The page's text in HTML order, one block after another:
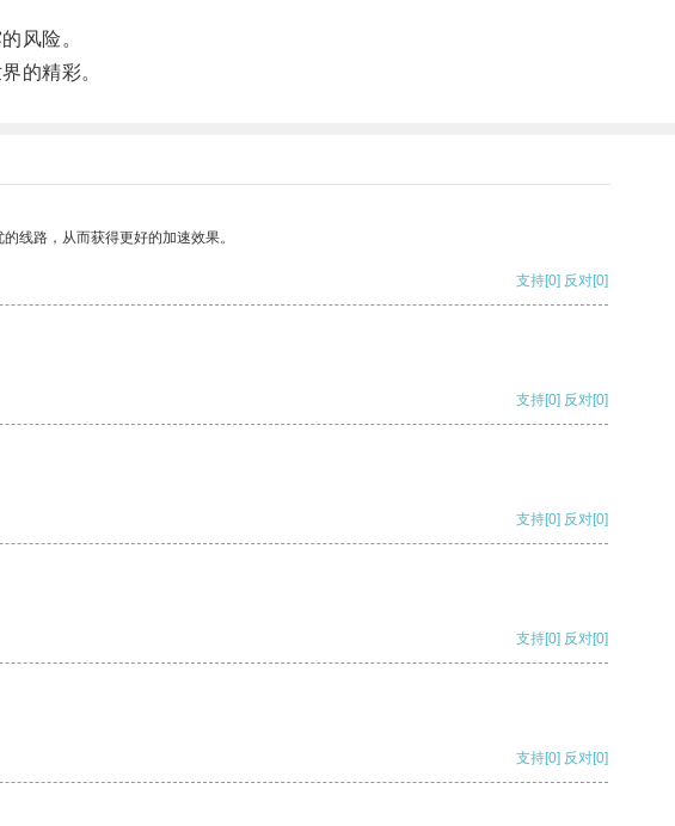
风险。
的精彩。
线路，从而获得更好的加速效果。
支持[0] 反对[0]
支持[0] 反对[0]
支持[0] 反对[0]
支持[0] 反对[0]
支持[0] 反对[0]